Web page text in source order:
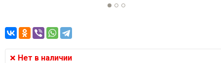
Нет в наличии